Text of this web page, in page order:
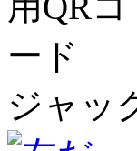
ジャッ